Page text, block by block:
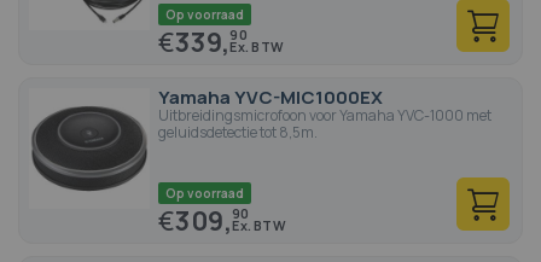
Op voorraad
€339,90
Yamaha YVC-MIC1000EX
Uitbreidingsmicrofoon voor Yamaha YVC-1000 met
geluidsdetectie tot 8,5m.
Op voorraad
€309,90